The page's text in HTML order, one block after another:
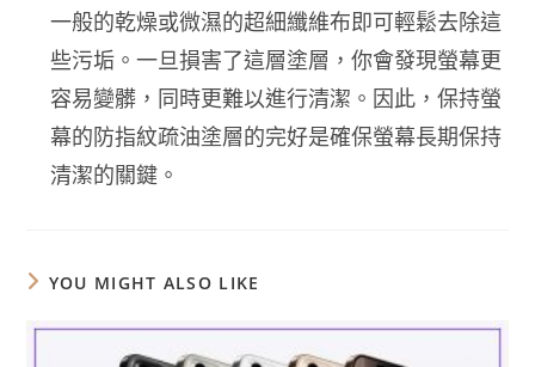
一般的乾燥或微濕的超細纖維布即可輕鬆去除這
些污垢。一旦損害了這層塗層，你會發現螢幕更
容易變髒，同時更難以進行清潔。因此，保持螢
幕的防指紋疏油塗層的完好是確保螢幕長期保持
清潔的關鍵。
YOU MIGHT ALSO LIKE